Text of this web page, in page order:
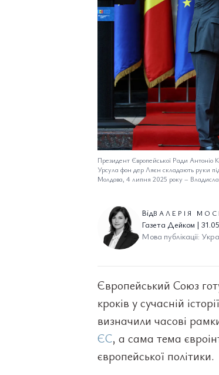
Президент Європейської Ради Антоніо
Урсула фон дер Ляєн складають руки
Молдова, 4 липня 2025 року –
ВідВАЛЕРІЯ
Газета Дейком |
Мова публікації:
Європейський Союз
кроків у сучасній
визначили часові
ЄС, а сама тема
європейської політики.